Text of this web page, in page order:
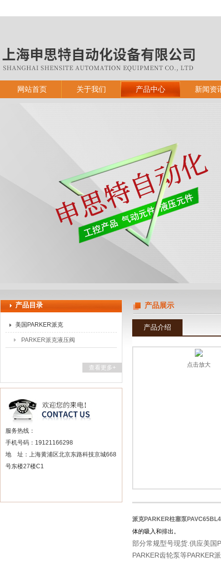
网站首页 关于我们 产品中心 新闻资
产品目录
美国PARKER派克
PARKER派克液压阀
查看更多+
服务热线：
手机号码：19121166298
地 址：上海黄浦区北京东路科技京城668
号东楼27楼C1
产品展示
产品介绍
点击放大
派克PARKER柱塞泵
体的吸入和排出。
部分常规型号现货.供应美国
PARKER齿轮泵等PARKER